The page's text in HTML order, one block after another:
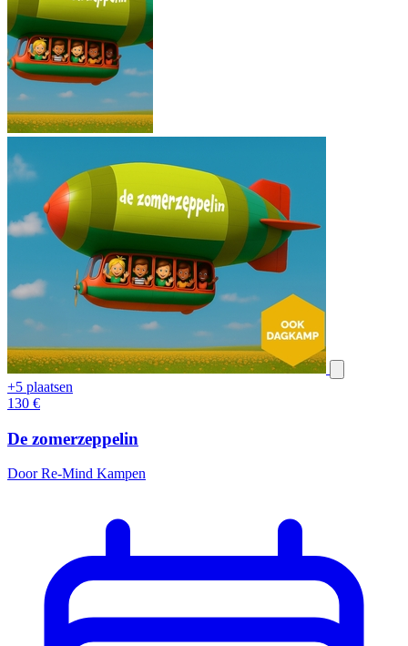
+5 plaatsen
130 €
De zomerzeppelin
Door Re-Mind Kampen